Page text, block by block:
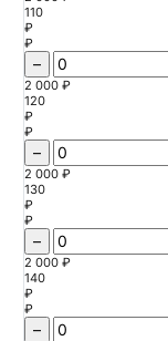
110
₽
₽
–
2 000 ₽
120
₽
₽
–
2 000 ₽
130
₽
₽
–
2 000 ₽
140
₽
₽
–